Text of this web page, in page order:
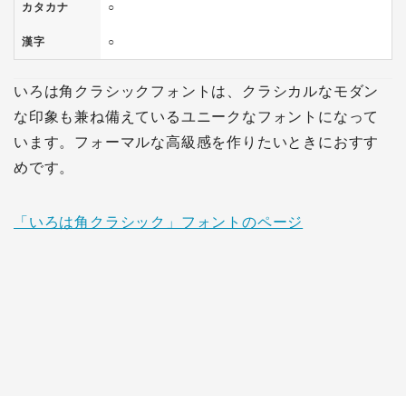
カタカナ ○
漢字 ○
いろは角クラシックフォントは、クラシカルなモダン
な印象も兼ね備えているユニークなフォントになって
います。フォーマルな高級感を作りたいときにおすす
めです。
「いろは角クラシック」フォントのページ